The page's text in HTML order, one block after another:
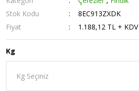
Stok Kodu
8EC913ZXDK
Fiyat
1.188,12 TL + KDV
Kg